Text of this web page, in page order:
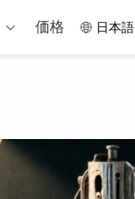
価格 日本語